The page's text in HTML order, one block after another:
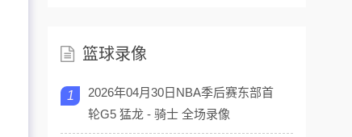
篮球录像
1
2026年04月30日NBA季后赛东部首
轮G5 猛龙 - 骑士 全场录像